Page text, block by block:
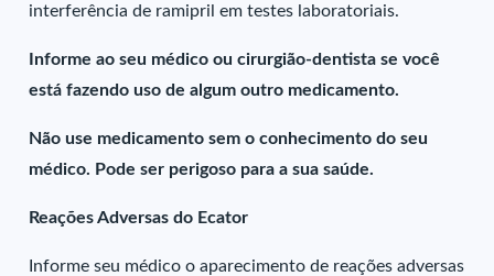
interferência de ramipril em testes laboratoriais.
Informe ao seu médico ou cirurgião-dentista se você
está fazendo uso de algum outro medicamento.
Não use medicamento sem o conhecimento do seu
médico. Pode ser perigoso para a sua saúde.
Reações Adversas do Ecator
Informe seu médico o aparecimento de reações adversas